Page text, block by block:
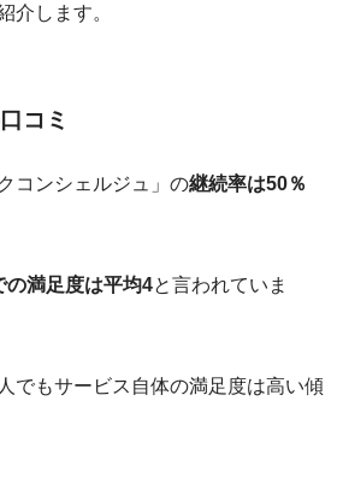
介します。
コミ
コンシェルジュ」の継続率は50％
の満足度は平均4と言われていま
でもサービス自体の満足度は高い傾